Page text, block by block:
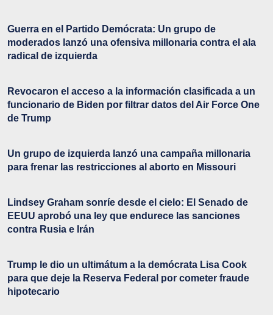
Guerra en el Partido Demócrata: Un grupo de
moderados lanzó una ofensiva millonaria contra el ala
radical de izquierda
Revocaron el acceso a la información clasificada a un
funcionario de Biden por filtrar datos del Air Force One
de Trump
Un grupo de izquierda lanzó una campaña millonaria
para frenar las restricciones al aborto en Missouri
Lindsey Graham sonríe desde el cielo: El Senado de
EEUU aprobó una ley que endurece las sanciones
contra Rusia e Irán
Trump le dio un ultimátum a la demócrata Lisa Cook
para que deje la Reserva Federal por cometer fraude
hipotecario